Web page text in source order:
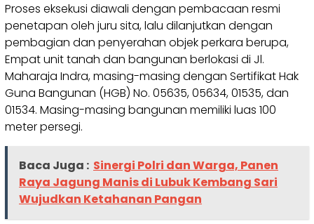
Proses eksekusi diawali dengan pembacaan resmi
penetapan oleh juru sita, lalu dilanjutkan dengan
pembagian dan penyerahan objek perkara berupa,
Empat unit tanah dan bangunan berlokasi di Jl.
Maharaja Indra, masing-masing dengan Sertifikat Hak
Guna Bangunan (HGB) No. 05635, 05634, 01535, dan
01534. Masing-masing bangunan memiliki luas 100
meter persegi.
Baca Juga : Sinergi Polri dan Warga, Panen
Raya Jagung Manis di Lubuk Kembang Sari
Wujudkan Ketahanan Pangan